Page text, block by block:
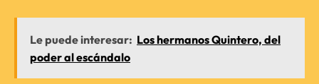
Le puede interesar: Los hermanos Quintero, del
poder al escándalo